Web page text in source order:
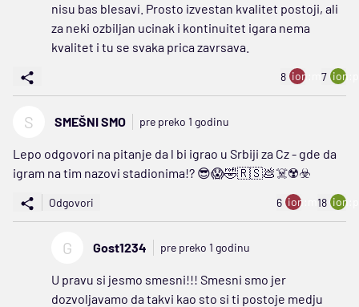
nisu bas blesavi. Prosto izvestan kvalitet postoji, ali
za neki ozbiljan ucinak i kontinuitet igara nema
kvalitet i tu se svaka prica zavrsava.
8 ion:minus
7
S SMEŠNI SMO pre preko 1 godinu
Lepo odgovori na pitanje da l bi igrao u Srbiji za Cz - gde da
igram na tim nazovi stadionima!? 😎😱🤣🇷🇸💩☠️☢️☣️
Odgovori 6 ion:minus
18
G Gost1234 pre preko 1 godinu
U pravu si jesmo smesni!!! Smesni smo jer
dozvoljavamo da takvi kao sto si ti postoje medju